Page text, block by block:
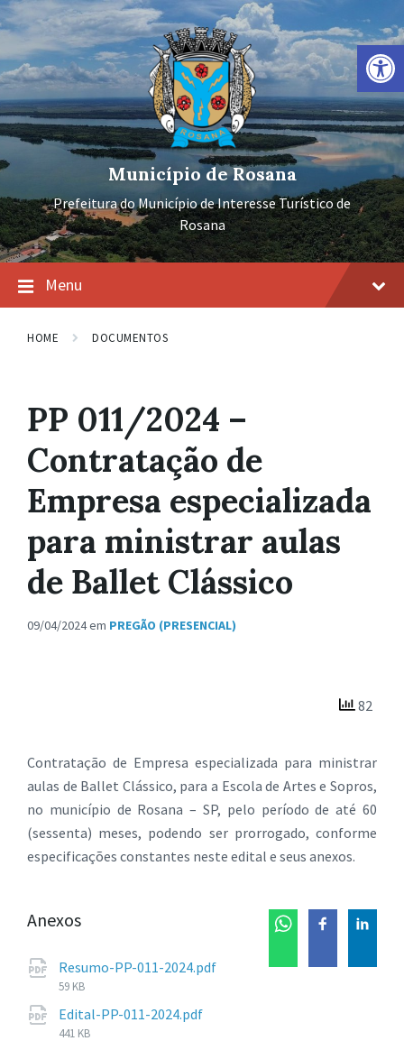
Barra de Ferramentas Aberta
Ir
para
conteúdo
Pular
para
navegação
principal
Pular
para
rodapé
Município de Rosana
Prefeitura do Município de Interesse Turístico de
Rosana
Menu
HOME DOCUMENTOS
PP 011/2024 –
Contratação de
Empresa especializada
para ministrar aulas
de Ballet Clássico
09/04/2024em PREGÃO (PRESENCIAL)
82
Contratação de Empresa especializada para ministrar
aulas de Ballet Clássico, para a Escola de Artes e Sopros,
no município de Rosana – SP, pelo período de até 60
(sessenta) meses, podendo ser prorrogado, conforme
especificações constantes neste edital e seus anexos.
Anexos
Resumo-PP-011-2024.pdf
Tamanho
59 KB
Edital-PP-011-2024.pdf
441 KB